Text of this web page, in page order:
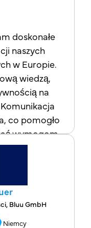
doskonałe
naszych
w Europie.
wiedzą,
na
co pomogło
wymogom
idealnie
na
sprawna i
do
z ich
Bluu GmbH
Niemcy